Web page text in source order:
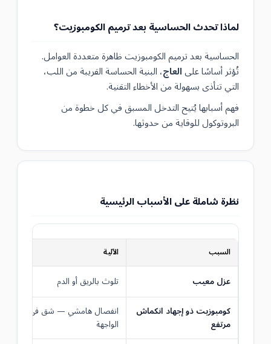
لماذا تحدث الحساسية بعد ترميم الكومبوزيت؟
الحساسية بعد ترميم الكومبوزيت ظاهرة متعددة العوامل.
تُؤثر أساسًا علىالعاج، البنية الحساسة القريبة من اللب،
التي تتأذى بسهولة من الأخطاء التقنية.
فهم أسبابها يُتيح التدخل المسبق في كل خطوة من
البروتوكول للوقاية من حدوثها.
نظرة شاملة على الأسباب الرئيسية
السبب الآلية
عزل معيب
تلوث بالريق أو الدم
كومبوزيت ذو إجهاد انكماش
مرتفع
انفصال هامشي — شق في
الواجهة